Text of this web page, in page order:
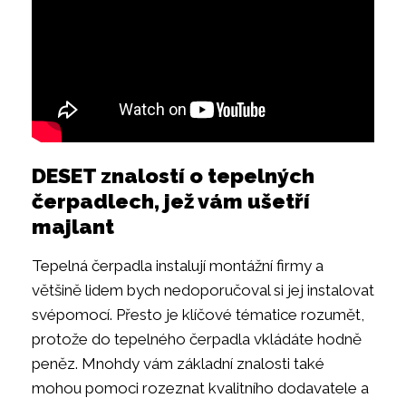
DESET znalostí o tepelných
čerpadlech, jež vám ušetří
majlant
Tepelná čerpadla instalují montážní firmy a
většině lidem bych nedoporučoval si jej instalovat
svépomocí. Přesto je klíčové tématice rozumět,
protože do tepelného čerpadla vkládáte hodně
peněz. Mnohdy vám základní znalosti také
mohou pomoci rozeznat kvalitního dodavatele a